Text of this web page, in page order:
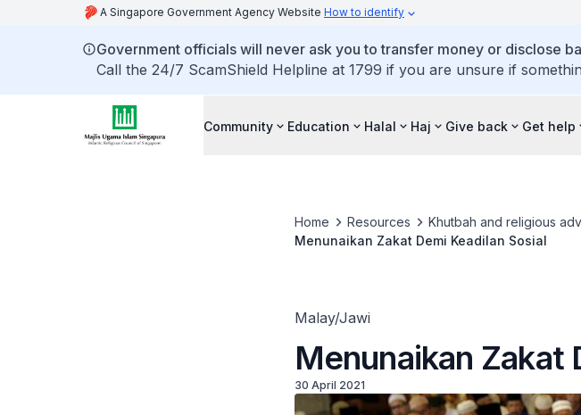
A Singapore Government Agency Website How to identify
Government officials will never ask you to transfer money or disclose
Call the 24/7 ScamShield Helpline at 1799 if you are unsure if
Community Education Halal Haj Give back Get help
Home Resources Khutbah and religious
Menunaikan Zakat Demi Keadilan Sosial
Malay/Jawi
Menunaikan Zakat
30 April 2021